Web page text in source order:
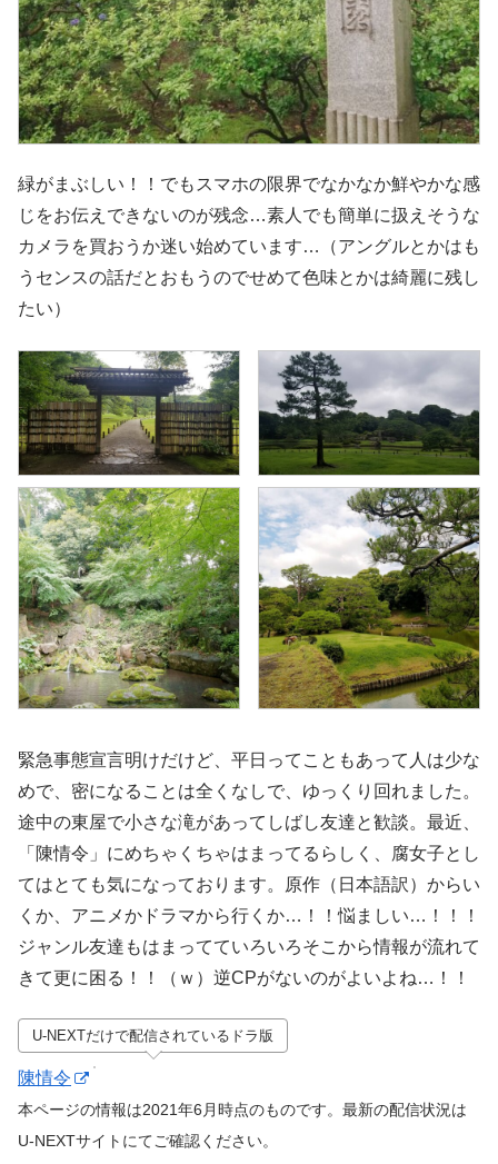
緑がまぶしい！！でもスマホの限界でなかなか鮮やかな感
じをお伝えできないのが残念…素人でも簡単に扱えそうな
カメラを買おうか迷い始めています…（アングルとかはも
うセンスの話だとおもうのでせめて色味とかは綺麗に残し
たい）
緊急事態宣言明けだけど、平日ってこともあって人は少な
めで、密になることは全くなしで、ゆっくり回れました。
途中の東屋で小さな滝があってしばし友達と歓談。最近、
「陳情令」にめちゃくちゃはまってるらしく、腐女子とし
てはとても気になっております。原作（日本語訳）からい
くか、アニメかドラマから行くか…！！悩ましい…！！！
ジャンル友達もはまってていろいろそこから情報が流れて
きて更に困る！！（ｗ）逆CPがないのがよいよね…！！
U-NEXTだけで配信されているドラ版
陳情令
本ページの情報は2021年6月時点のものです。最新の配信状況は
U-NEXTサイトにてご確認ください。